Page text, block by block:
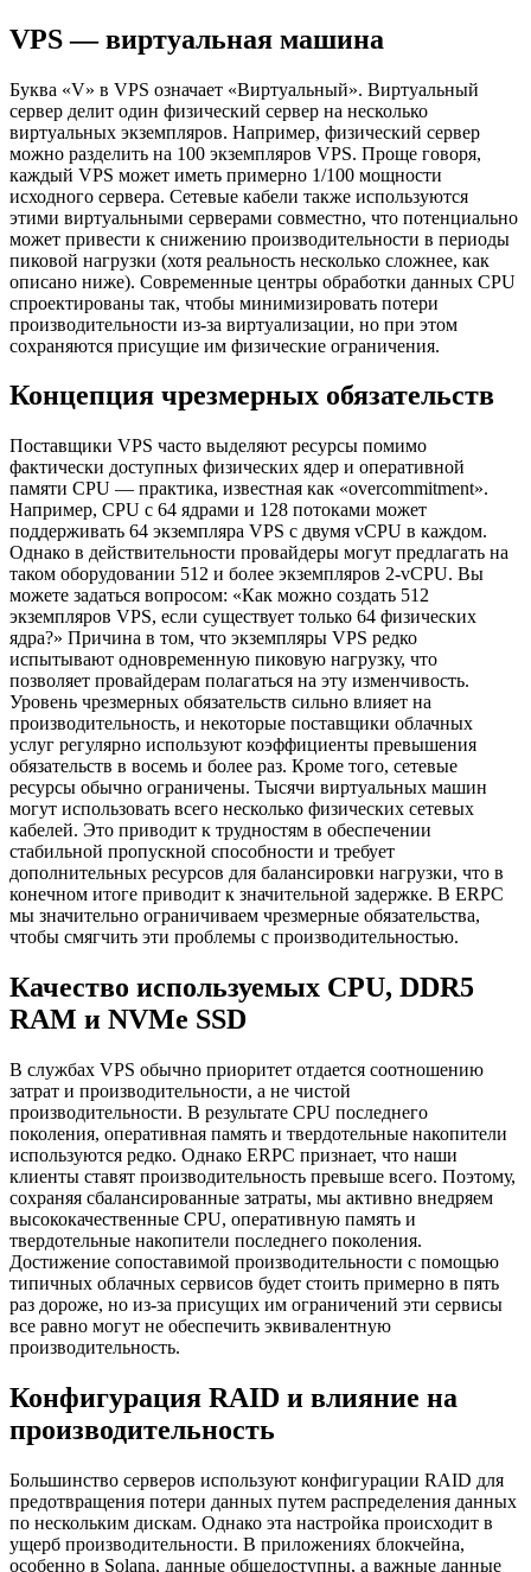
VPS — виртуальная машина
Буква «V» в VPS означает «Виртуальный». Виртуальный
сервер делит один физический сервер на несколько
виртуальных экземпляров. Например, физический сервер
можно разделить на 100 экземпляров VPS. Проще говоря,
каждый VPS может иметь примерно 1/100 мощности
исходного сервера. Сетевые кабели также используются
этими виртуальными серверами совместно, что потенциально
может привести к снижению производительности в периоды
пиковой нагрузки (хотя реальность несколько сложнее, как
описано ниже). Современные центры обработки данных CPU
спроектированы так, чтобы минимизировать потери
производительности из-за виртуализации, но при этом
сохраняются присущие им физические ограничения.
Концепция чрезмерных обязательств
Поставщики VPS часто выделяют ресурсы помимо
фактически доступных физических ядер и оперативной
памяти CPU — практика, известная как «overcommitment».
Например, CPU с 64 ядрами и 128 потоками может
поддерживать 64 экземпляра VPS с двумя vCPU в каждом.
Однако в действительности провайдеры могут предлагать на
таком оборудовании 512 и более экземпляров 2-vCPU. Вы
можете задаться вопросом: «Как можно создать 512
экземпляров VPS, если существует только 64 физических
ядра?» Причина в том, что экземпляры VPS редко
испытывают одновременную пиковую нагрузку, что
позволяет провайдерам полагаться на эту изменчивость.
Уровень чрезмерных обязательств сильно влияет на
производительность, и некоторые поставщики облачных
услуг регулярно используют коэффициенты превышения
обязательств в восемь и более раз. Кроме того, сетевые
ресурсы обычно ограничены. Тысячи виртуальных машин
могут использовать всего несколько физических сетевых
кабелей. Это приводит к трудностям в обеспечении
стабильной пропускной способности и требует
дополнительных ресурсов для балансировки нагрузки, что в
конечном итоге приводит к значительной задержке. В ERPC
мы значительно ограничиваем чрезмерные обязательства,
чтобы смягчить эти проблемы с производительностью.
Качество используемых CPU, DDR5
RAM и NVMe SSD
В службах VPS обычно приоритет отдается соотношению
затрат и производительности, а не чистой
производительности. В результате CPU последнего
поколения, оперативная память и твердотельные накопители
используются редко. Однако ERPC признает, что наши
клиенты ставят производительность превыше всего. Поэтому,
сохраняя сбалансированные затраты, мы активно внедряем
высококачественные CPU, оперативную память и
твердотельные накопители последнего поколения.
Достижение сопоставимой производительности с помощью
типичных облачных сервисов будет стоить примерно в пять
раз дороже, но из-за присущих им ограничений эти сервисы
все равно могут не обеспечить эквивалентную
производительность.
Конфигурация RAID и влияние на
производительность
Большинство серверов используют конфигурации RAID для
предотвращения потери данных путем распределения данных
по нескольким дискам. Однако эта настройка происходит в
ущерб производительности. В приложениях блокчейна,
особенно в Solana, данные общедоступны, а важные данные